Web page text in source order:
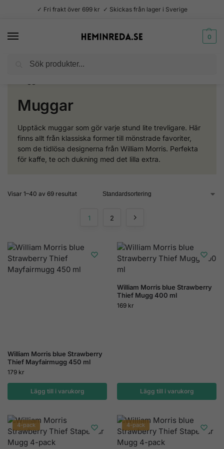
✓ Fri frakt över 699 kr ✓ Skickas från lager i Sverige
0
Kök / Muggar
Muggar
Upptäck muggar som gör varje stund lite trevligare. Här
finns allt från klassiska former till mönstrade favoriter,
som de tidlösa designerna från William Morris. Perfekta
för kaffe, te och dukning med det lilla extra.
Visar 1–40 av 69 resultat
1 2
William Morris blue Strawberry
Thief Mayfairmugg 450 ml
179 kr
Lägg till i varukorg
William Morris blue Strawberry
Thief Mugg 400 ml
169 kr
Lägg till i varukorg
4-pack 4-pack